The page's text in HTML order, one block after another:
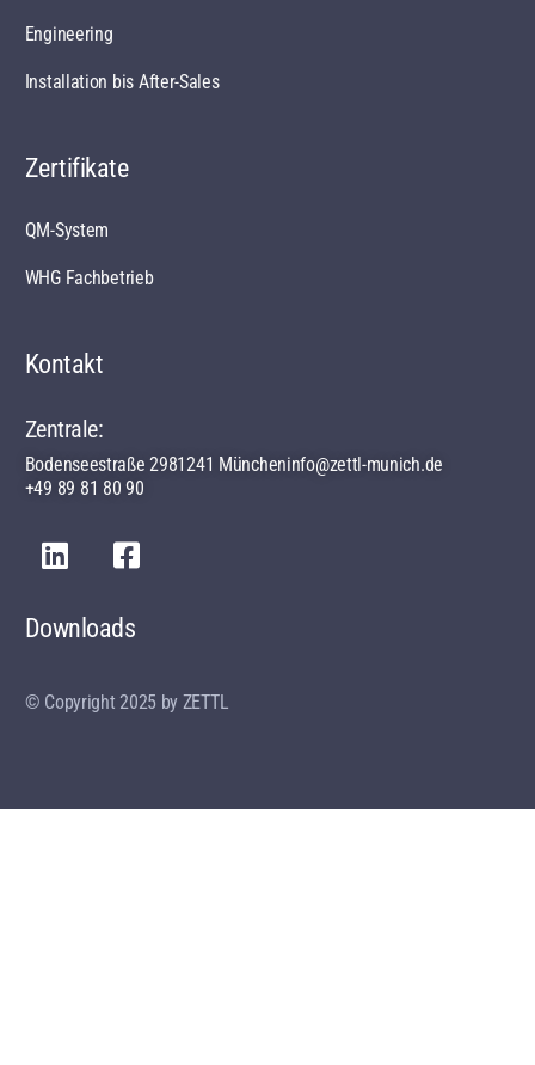
Engineering
Installation bis After-Sales
Zertifikate
QM-System
WHG Fachbetrieb
Kontakt
Zentrale:
Bodenseestraße 2981241 Müncheninfo@zettl-munich.de
+49 89 81 80 90
Downloads
© Copyright 2025 by ZETTL